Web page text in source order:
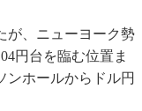
が、ニューヨーク勢
円台を臨む位置ま
ンホールからドル円